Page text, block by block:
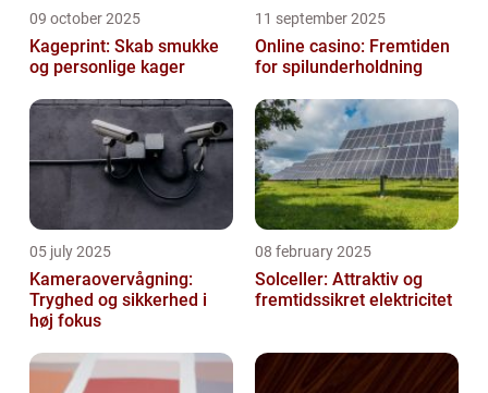
09 october 2025
Kageprint: Skab smukke
og personlige kager
11 september 2025
Online casino: Fremtiden
for spilunderholdning
05 july 2025
Kameraovervågning:
Tryghed og sikkerhed i
høj fokus
08 february 2025
Solceller: Attraktiv og
fremtidssikret elektricitet